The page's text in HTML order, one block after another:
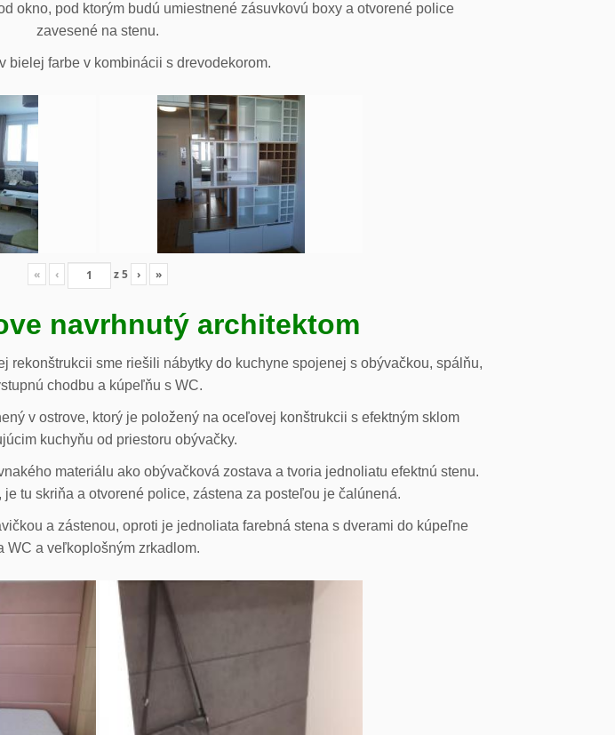
okno, pod ktorým budú umiestnené zásuvkovú boxy a otvorené police
zavesené na stenu.
bielej farbe v kombinácii s drevodekorom.
« ‹ z5 › »
navrhnutý architektom
rekonštrukcii sme riešili nábytky do kuchyne spojenej s obývačkou, spálňu,
chodbu a kúpeľňu s WC.
v ostrove, ktorý je položený na oceľovej konštrukcii s efektným sklom
kuchyňu od priestoru obývačky.
materiálu ako obývačková zostava a tvoria jednoliatu efektnú stenu.
tu skriňa a otvorené police, zástena za posteľou je čalúnená.
a zástenou, oproti je jednoliata farebná stena s dverami do kúpeľne
WC a veľkoplošným zrkadlom.